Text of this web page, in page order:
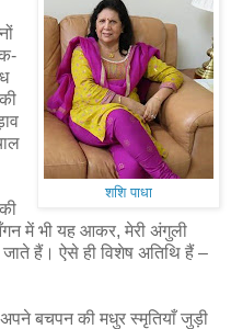
शशि पाधा
में भी यह आकर, मेरी अंगुली
हैं। ऐसे ही विशेष अतिथि हैं –
अपने बचपन की मधुर स्मृतियाँ जुड़ी